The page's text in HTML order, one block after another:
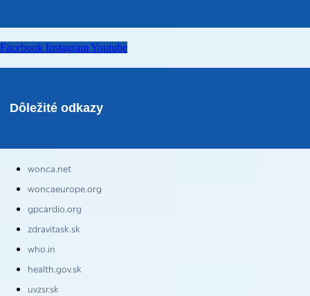
Facebook Instagram Youtube
Dôležité odkazy
wonca.net
woncaeurope.org
gpcardio.org
zdravitask.sk
who.in
health.gov.sk
uvzsr.sk